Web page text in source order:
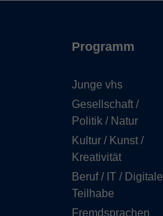
Programm
Junge vhs
Gesellschaft /
Politik / Natur
Kultur / Kunst /
Kreativität
Beruf / IT / Digitale
Teilhabe
Fremdsprachen